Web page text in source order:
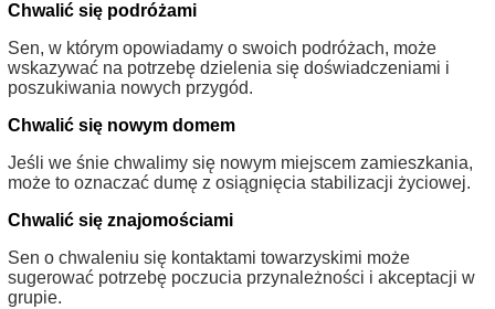
Chwalić się podróżami
Sen, w którym opowiadamy o swoich podróżach, może
wskazywać na potrzebę dzielenia się doświadczeniami i
poszukiwania nowych przygód.
Chwalić się nowym domem
Jeśli we śnie chwalimy się nowym miejscem zamieszkania,
może to oznaczać dumę z osiągnięcia stabilizacji życiowej.
Chwalić się znajomościami
Sen o chwaleniu się kontaktami towarzyskimi może
sugerować potrzebę poczucia przynależności i akceptacji w
grupie.